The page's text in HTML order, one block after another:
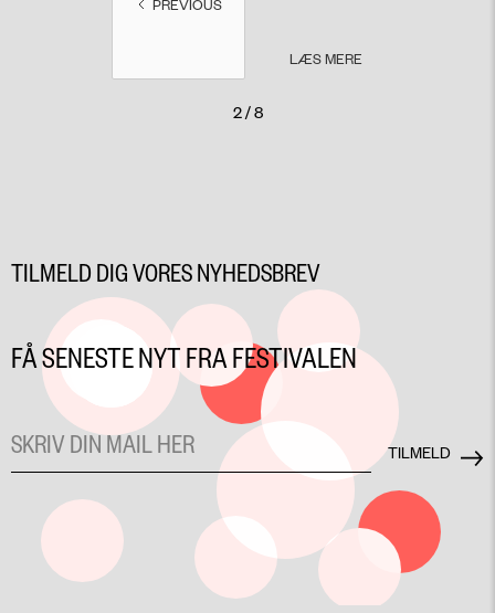
PREVIOUS
LÆS MERE
2 / 8
TILMELD DIG VORES NYHEDSBREV
FÅ SENESTE NYT FRA FESTIVALEN